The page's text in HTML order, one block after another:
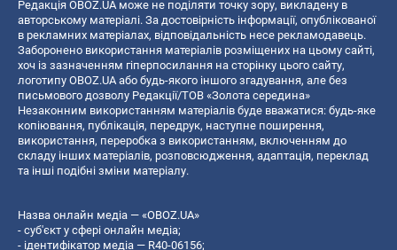
Редакція OBOZ.UA може не поділяти точку зору, викладену в
авторському матеріалі. За достовірність інформації, опублікованої
в рекламних матеріалах, відповідальність несе рекламодавець.
Заборонено використання матеріалів розміщених на цьому сайті,
хоч із зазначенням гіперпосилання на сторінку цього сайту,
логотипу OBOZ.UA або будь-якого іншого згадування, але без
письмового дозволу Редакції/ТОВ «Золота середина»
Незаконним використанням матеріалів буде вважатися: будь-яке
копiювання, публiкацiя, передрук, наступне поширення,
використання, переробка з використанням, включенням до
складу інших матеріалів, розповсюдження, адаптація, переклад
та інші подібні зміни матеріалу.
Назва онлайн медіа — «OBOZ.UA»
- суб'єкт у сфері онлайн медіа;
- ідентифікатор медіа — R40-06156;